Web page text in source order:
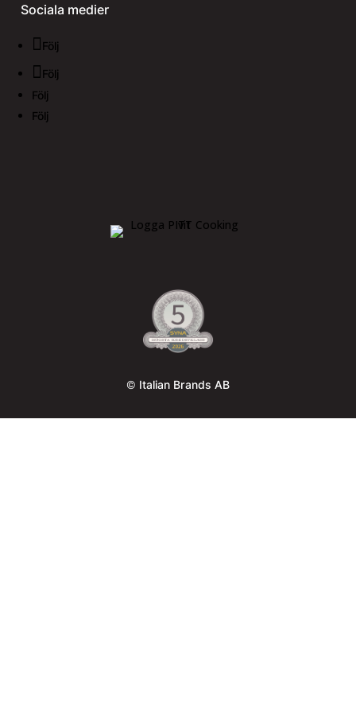
Sociala medier
Följ
Följ
Följ
Följ
© Italian Brands AB